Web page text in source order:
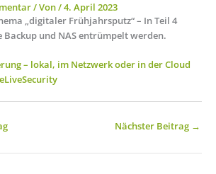
/ Von/4. April 2023
„digitaler Frühjahrsputz“ – In Teil 4
Backup und NAS entrümpelt werden.
– lokal, im Netzwerk oder in der Cloud
Nächster Beitrag →